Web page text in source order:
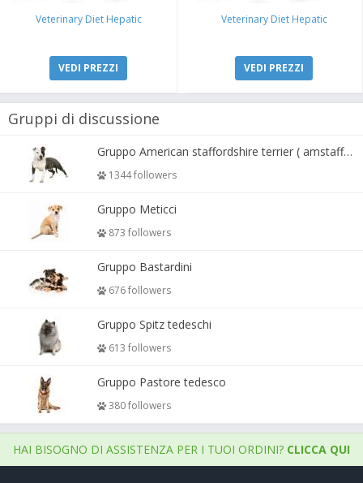
Veterinary Diet Hepatic
VEDI PREZZI
Veterinary Diet Hepatic
VEDI PREZZI
Gruppi di discussione
Gruppo American staffordshire terrier ( amstaff, amastaff )
1344 followers
Gruppo Meticci
873 followers
Gruppo Bastardini
676 followers
Gruppo Spitz tedeschi
613 followers
Gruppo Pastore tedesco
380 followers
HAI BISOGNO DI ASSISTENZA PER I TUOI ORDINI? CLICCA QUI